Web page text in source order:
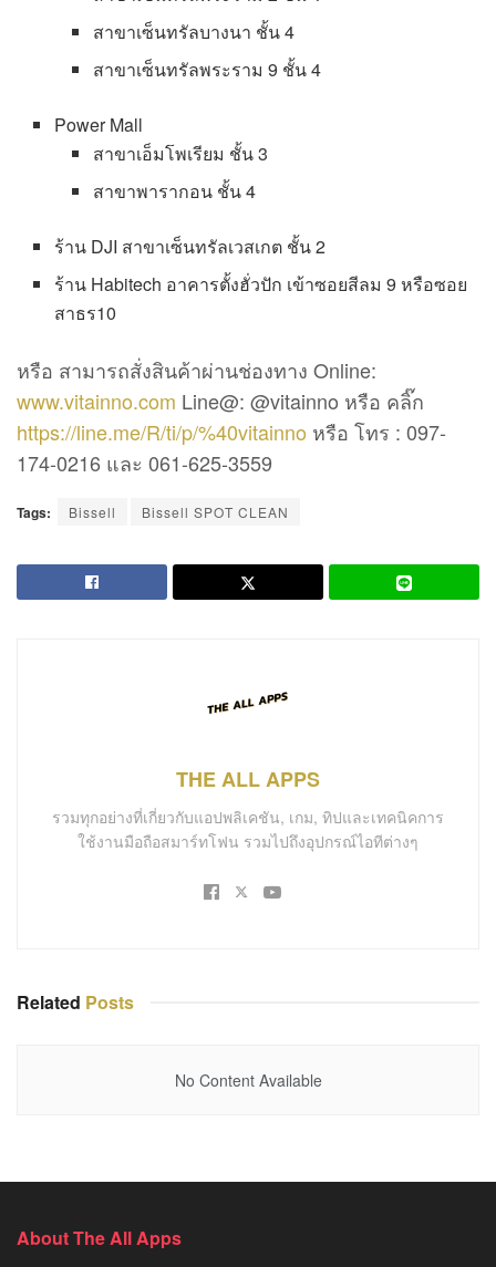
สาขาเซ็นทรัลบางนา ชั้น 4
สาขาเซ็นทรัลพระราม 9 ชั้น 4
Power Mall
สาขาเอ็มโพเรียม ชั้น 3
สาขาพารากอน ชั้น 4
ร้าน DJI สาขาเซ็นทรัลเวสเกต ชั้น 2
ร้าน Habitech อาคารตั้งฮั่วปัก เข้าซอยสีลม 9 หรือซอย
สาธร10
หรือ สามารถสั่งสินค้าผ่านช่องทาง Online:
www.vitainno.com Line@: @vitainno หรือ คลิ๊ก
https://line.me/R/ti/p/%40vitainno หรือ โทร : 097-
174-0216 และ 061-625-3559
Tags: Bissell Bissell SPOT CLEAN
THE ALL APPS
รวมทุกอย่างที่เกี่ยวกับแอปพลิเคชัน, เกม, ทิปและเทคนิคการ
ใช้งานมือถือสมาร์ทโฟน รวมไปถึงอุปกรณ์ไอทีต่างๆ
Related Posts
No Content Available
About The All Apps